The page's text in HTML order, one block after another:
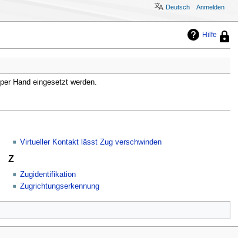
Hilfe Diese
mit
Hand eingesetzt werden.
Virtueller Kontakt lässt Zug verschwinden
Z
Zugidentifikation
Zugrichtungserkennung
Deutsch Anmelden